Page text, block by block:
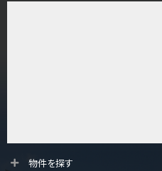
第10位
物件を探す